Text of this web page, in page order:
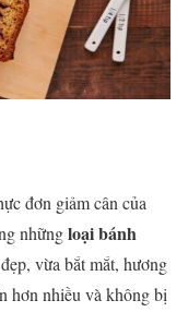
đơn giảm cân của
nhữngloại bánh
vừa bắt mắt, hương
hơn nhiều và không bị